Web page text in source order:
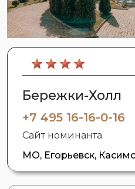
Бережки-Холл
+7 495 16-16-0-16
Сайт номинанта
МО, Егорьевск,